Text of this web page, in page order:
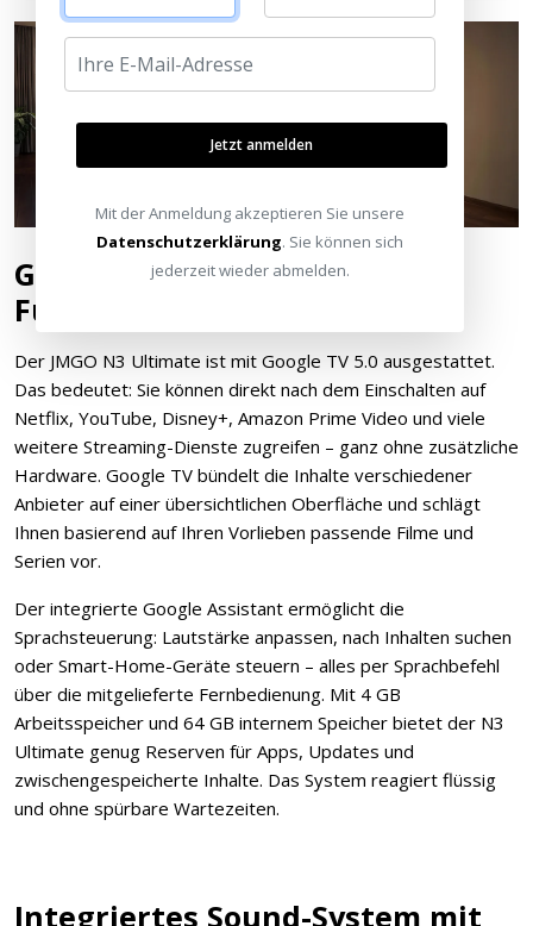
Google TV 5.0 – Smart-
Funktionen direkt an Bord
Der JMGO N3 Ultimate ist mit Google TV 5.0 ausgestattet.
Das bedeutet: Sie können direkt nach dem Einschalten auf
Netflix, YouTube, Disney+, Amazon Prime Video und viele
weitere Streaming-Dienste zugreifen – ganz ohne zusätzliche
Hardware. Google TV bündelt die Inhalte verschiedener
Anbieter auf einer übersichtlichen Oberfläche und schlägt
Ihnen basierend auf Ihren Vorlieben passende Filme und
Serien vor.
Der integrierte Google Assistant ermöglicht die
Sprachsteuerung: Lautstärke anpassen, nach Inhalten suchen
oder Smart-Home-Geräte steuern – alles per Sprachbefehl
über die mitgelieferte Fernbedienung. Mit 4 GB
Arbeitsspeicher und 64 GB internem Speicher bietet der N3
Ultimate genug Reserven für Apps, Updates und
zwischengespeicherte Inhalte. Das System reagiert flüssig
und ohne spürbare Wartezeiten.
Integriertes Sound-System mit
Jetzt anmelden
Mit der Anmeldung akzeptieren Sie unsere
Datenschutzerklärung. Sie können sich
jederzeit wieder abmelden.